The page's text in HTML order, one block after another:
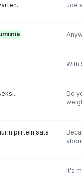
Joe
.
With
Do
piirtein sata
It's